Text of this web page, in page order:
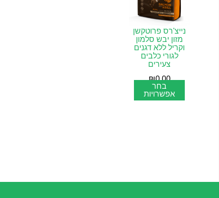
נייצ'רס פרוטקשן
מזון יבש סלמון
וקריל ללא דגנים
לגורי כלבים
צעירים
₪0.00
בחר
אפשרויות